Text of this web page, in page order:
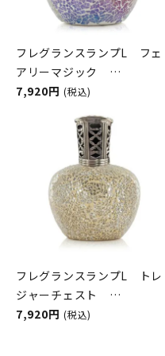
フレグランスランプL フェ
アリーマジック
ASHLEIGH&BURWOOD（ア
7,920円 (税込)
フレグランスランプL トレ
ジャーチェスト
ASHLEIGH&BURWOOD（ア
7,920円 (税込)